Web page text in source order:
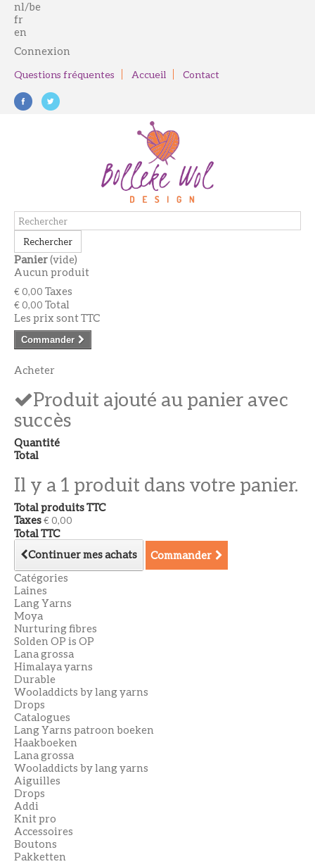
nl/be
fr
en
Connexion
Questions fréquentes Accueil Contact
Rechercher
Panier(vide)
Aucun produit
€ 0,00 Taxes
€ 0,00 Total
Les prix sont TTC
Commander
Acheter
Produit ajouté au panier avec
succès
Quantité
Total
Il y a 1 produit dans votre panier.
Total produits TTC
Taxes€ 0,00
Total TTC
Continuer mes achats
Commander
Catégories
Laines
Lang Yarns
Moya
Nurturing fibres
Solden OP is OP
Lana grossa
Himalaya yarns
Durable
Wooladdicts by lang yarns
Drops
Catalogues
Lang Yarns patroon boeken
Haakboeken
Lana grossa
Wooladdicts by lang yarns
Aiguilles
Drops
Addi
Knit pro
Accessoires
Boutons
Pakketten